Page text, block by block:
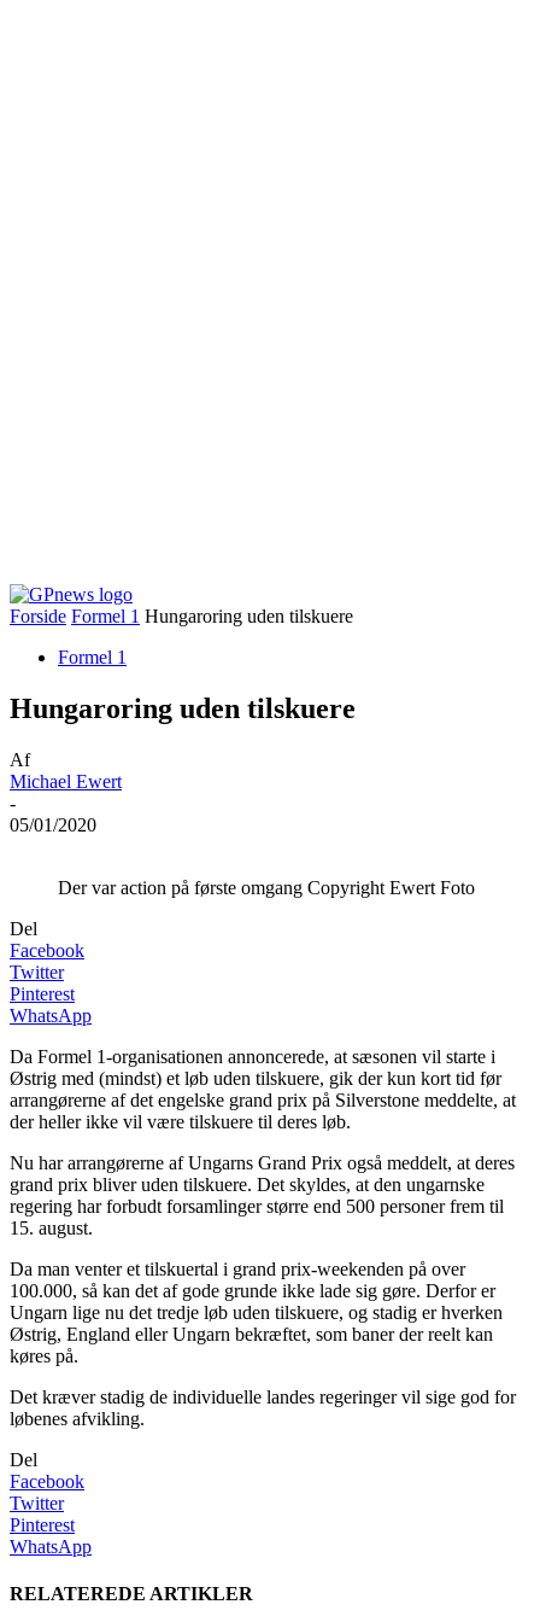
Forside Formel 1 Hungaroring uden tilskuere
Formel 1
Hungaroring uden tilskuere
Af
Michael Ewert
-
05/01/2020
Der var action på første omgang Copyright Ewert Foto
Del
Facebook
Twitter
Pinterest
WhatsApp
Da Formel 1-organisationen annoncerede, at sæsonen vil starte i
Østrig med (mindst) et løb uden tilskuere, gik der kun kort tid før
arrangørerne af det engelske grand prix på Silverstone meddelte, at
der heller ikke vil være tilskuere til deres løb.
Nu har arrangørerne af Ungarns Grand Prix også meddelt, at deres
grand prix bliver uden tilskuere. Det skyldes, at den ungarnske
regering har forbudt forsamlinger større end 500 personer frem til
15. august.
Da man venter et tilskuertal i grand prix-weekenden på over
100.000, så kan det af gode grunde ikke lade sig gøre. Derfor er
Ungarn lige nu det tredje løb uden tilskuere, og stadig er hverken
Østrig, England eller Ungarn bekræftet, som baner der reelt kan
køres på.
Det kræver stadig de individuelle landes regeringer vil sige god for
løbenes afvikling.
Del
Facebook
Twitter
Pinterest
WhatsApp
RELATEREDE ARTIKLER